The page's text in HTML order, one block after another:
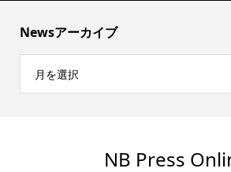
Newsアーカイブ
月を選択
NB Press